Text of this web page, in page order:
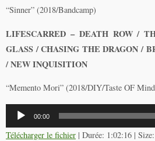
“Sinner” (2018/Bandcamp)
LIFESCARRED – DEATH ROW /
GLASS / CHASING THE DRAGON /
/ NEW INQUISITION
“Memento Mori” (2018/DIY/Taste OF
Lecteur
audio
00:00
Télécharger le fichier | Durée: 1:02:16 |